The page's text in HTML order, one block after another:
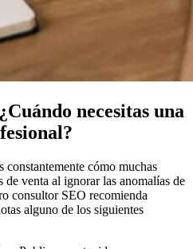
necesitas una
constantemente cómo muchas
de venta al ignorar las anomalías de
consultor SEO recomienda
alguno de los siguientes